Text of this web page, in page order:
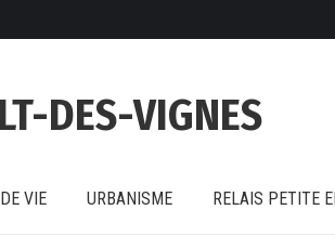
DES-VIGNES
VIE URBANISME RELAIS PETITE
VIE URBANISME RELAIS PETITE